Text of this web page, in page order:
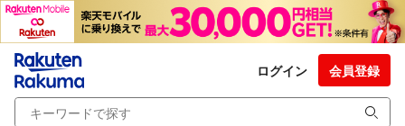
ログイン 会員登録